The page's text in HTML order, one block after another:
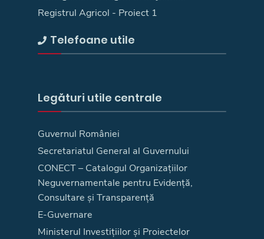
Registrul Agricol - Proiect 1
Telefoane utile
Legături utile centrale
Guvernul României
Secretariatul General al Guvernului
CONECT – Catalogul Organizațiilor
Neguvernamentale pentru Evidență,
Consultare și Transparență
E-Guvernare
Ministerul Investițiilor și Proiectelor